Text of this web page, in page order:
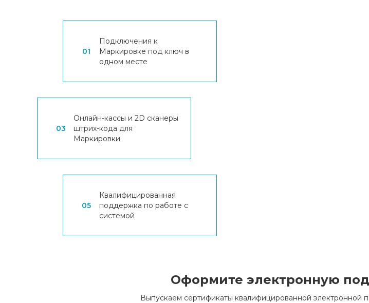
01
Подключения к
Маркировке под ключ в
одном месте
03
Онлайн-кассы и 2D сканеры
штрих-кода для
Маркировки
05
Квалифицированная
поддержка по работе с
системой
Оформите электронную
Выпускаем сертификаты квалифицированной электронной